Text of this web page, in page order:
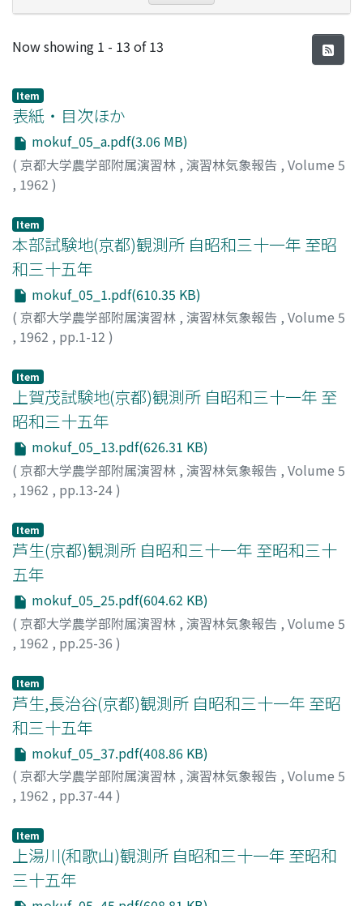
Recent Submissions
Now showing 1 - 13 of 13
Item
表紙・目次ほか
mokuf_05_a.pdf(3.06 MB)
( 京都大学農学部附属演習林 , 演習林気象報告 , Volume 5
, 1962 )
Item
本部試験地(京都)観測所 自昭和三十一年 至昭
和三十五年
mokuf_05_1.pdf(610.35 KB)
( 京都大学農学部附属演習林 , 演習林気象報告 , Volume 5
, 1962 , pp.1-12 )
Item
上賀茂試験地(京都)観測所 自昭和三十一年 至
昭和三十五年
mokuf_05_13.pdf(626.31 KB)
( 京都大学農学部附属演習林 , 演習林気象報告 , Volume 5
, 1962 , pp.13-24)
Item
芦生(京都)観測所 自昭和三十一年 至昭和三十
五年
mokuf_05_25.pdf(604.62 KB)
( 京都大学農学部附属演習林 , 演習林気象報告 , Volume 5
, 1962 , pp.25-36 )
Item
芦生,長治谷(京都)観測所 自昭和三十一年 至昭
和三十五年
mokuf_05_37.pdf(408.86 KB)
( 京都大学農学部附属演習林 , 演習林気象報告 , Volume 5
, 1962 , pp.37-44)
Item
上湯川(和歌山)観測所 自昭和三十一年 至昭和
三十五年